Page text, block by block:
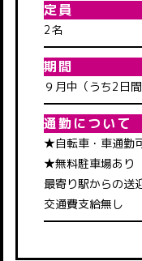
定員
2名
期間
９月中（うち2日間
通勤について
★自転車・車通勤
★無料駐車場あり
最寄り駅からの送
交通費支給無し